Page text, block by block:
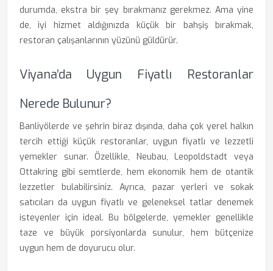
durumda, ekstra bir şey bırakmanız gerekmez. Ama yine
de, iyi hizmet aldığınızda küçük bir bahşiş bırakmak,
restoran çalışanlarının yüzünü güldürür.
Viyana’da Uygun Fiyatlı Restoranlar
Nerede Bulunur?
Banliyölerde ve şehrin biraz dışında, daha çok yerel halkın
tercih ettiği küçük restoranlar, uygun fiyatlı ve lezzetli
yemekler sunar. Özellikle, Neubau, Leopoldstadt veya
Ottakring gibi semtlerde, hem ekonomik hem de otantik
lezzetler bulabilirsiniz. Ayrıca, pazar yerleri ve sokak
satıcıları da uygun fiyatlı ve geleneksel tatlar denemek
isteyenler için ideal. Bu bölgelerde, yemekler genellikle
taze ve büyük porsiyonlarda sunulur, hem bütçenize
uygun hem de doyurucu olur.